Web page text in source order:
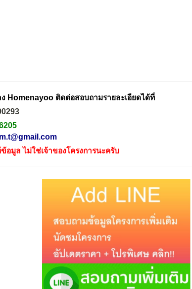
Homenayoo ติดต่อสอบถามรายละเอียดได้ที่
ข้อมูล ไม่ใช่เจ้าของโครงการนะครับ